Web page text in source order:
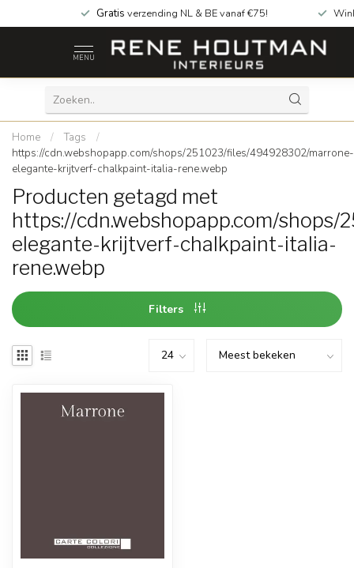
Gratis verzending NL & BE vanaf €75!
MENU
Home / Tags
/
https://cdn.webshopapp.com/shops/251023/files/494928302/marrone-
elegante-krijtverf-chalkpaint-italia-rene.webp
Producten getagd met
https://cdn.webshopapp.com/
elegante-krijtverf-chalkpaint-italia-
rene.webp
Filters